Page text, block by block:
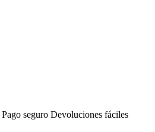
Pago seguro Devoluciones fáciles